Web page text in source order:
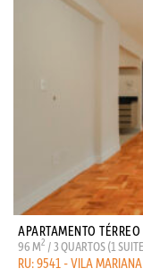
APARTAMENTO
96 M2 / 3 QUARTOS (1
RU: 9541 - VILA MARIANA